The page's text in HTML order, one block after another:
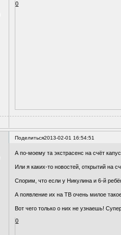
0
Поделиться2013-02-01 16:54:51
А по-моему та экстрасенс на счёт
Или я каких-то новостей, открытий на
Спорим, что если у Никулина и 6-й
А появление их на ТВ очень милое
Вот чего только о них не узнаешь!
0